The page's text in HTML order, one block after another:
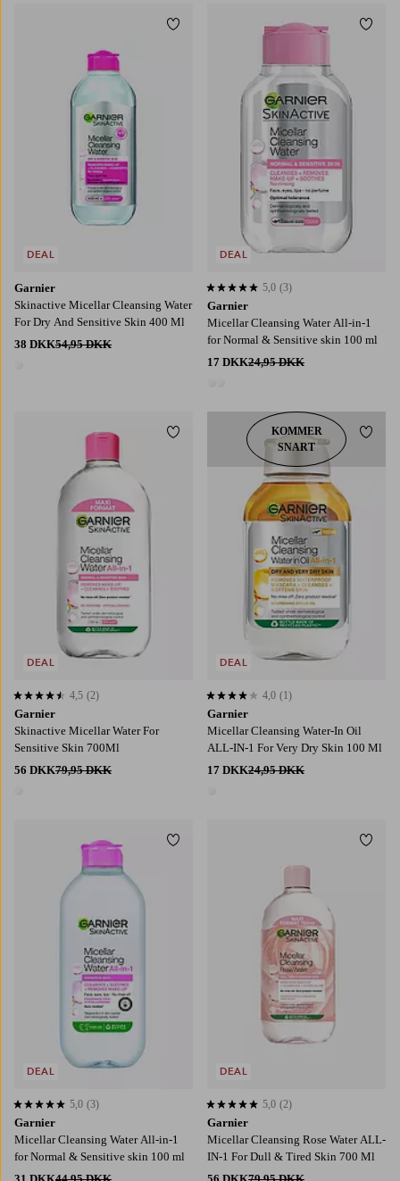
Garnier
Skinactive Micellar Cleansing Water
For Dry And Sensitive Skin 400 Ml
38 DKK54,95 DKK
DEAL
Tilføj til favoritter
Garnier
Micellar Cleansing Water All-in-1
for Normal & Sensitive skin 100 ml
17 DKK24,95 DKK
5,0 baseret på 3 bedømmelser
5,0 (3)
DEAL
Garnier
Skinactive Micellar Water For
Sensitive Skin 700Ml
56 DKK79,95 DKK
4,5 baseret på 2 bedømmelser
4,5 (2)
DEAL
Tilføj til favoritter
Garnier
Micellar Cleansing Water-In Oil
ALL-IN-1 For Very Dry Skin 100 Ml
17 DKK24,95 DKK
4,0 baseret på 1 bedømmelser
4,0 (1)
KOMMER
SNART
DEAL
Garnier
Micellar Cleansing Water All-in-1
for Normal & Sensitive skin 100 ml
5,0 baseret på 3 bedømmelser
5,0 (3)
DEAL
Tilføj til favoritter
Garnier
Micellar Cleansing Rose Water ALL-
IN-1 For Dull & Tired Skin 700 Ml
5,0 baseret på 2 bedømmelser
5,0 (2)
DEAL